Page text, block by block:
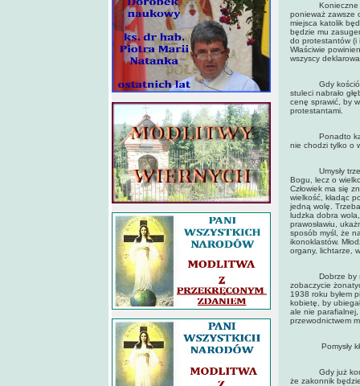
Konieczne jest
ponieważ zawsze
miejsca katolik
będzie mu
do protestantów (i
Właściwie
wszyscy
Gdy kościół się
stuleci nabrało
cenę sprawić, by
protestantami.
Ponadto każdy
nie chodzi tylko o
Umysły trzeba
Bogu, lecz o
Człowiek ma się
wielkość, kładąc
jedną wolę.
ludzka dobra
prawosławiu,
sposób myśl, że
ikonoklastów.
organy, lichtarze,
Dobrze by się
zobaczycie
1938 roku byłem
kobietę, by
ale nie parafialnej,
przewodnictwem
Pomysły
Gdy już
że zakonnik